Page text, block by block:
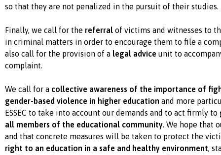
so that they are not penalized in the pursuit of their studies.
Finally, we call for the referral of victims and witnesses to
in criminal matters in order to encourage them to file a
also call for the provision of a legal advice unit to
complaint.
We call for a collective awareness of the importance of
gender-based violence in higher education and more
ESSEC to take into account our demands and to act firmly to
all members of the educational community. We hope that
and that concrete measures will be taken to protect the
right to an education in a safe and healthy environment,